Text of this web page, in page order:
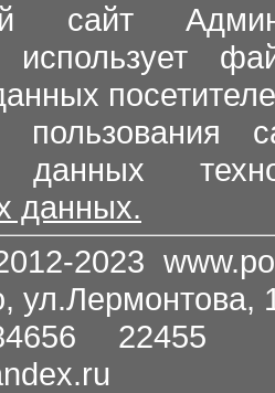
сайт
использует
пользования
данных
данных.
2023
ул.Лермонтова,